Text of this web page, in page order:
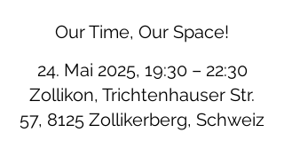
Our Time, Our Space!
24. Mai 2025, 19:30 – 22:30
Zollikon, Trichtenhauser Str.
57, 8125 Zollikerberg, Schweiz